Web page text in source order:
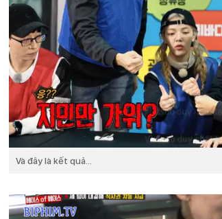
Và đây là kết quả…